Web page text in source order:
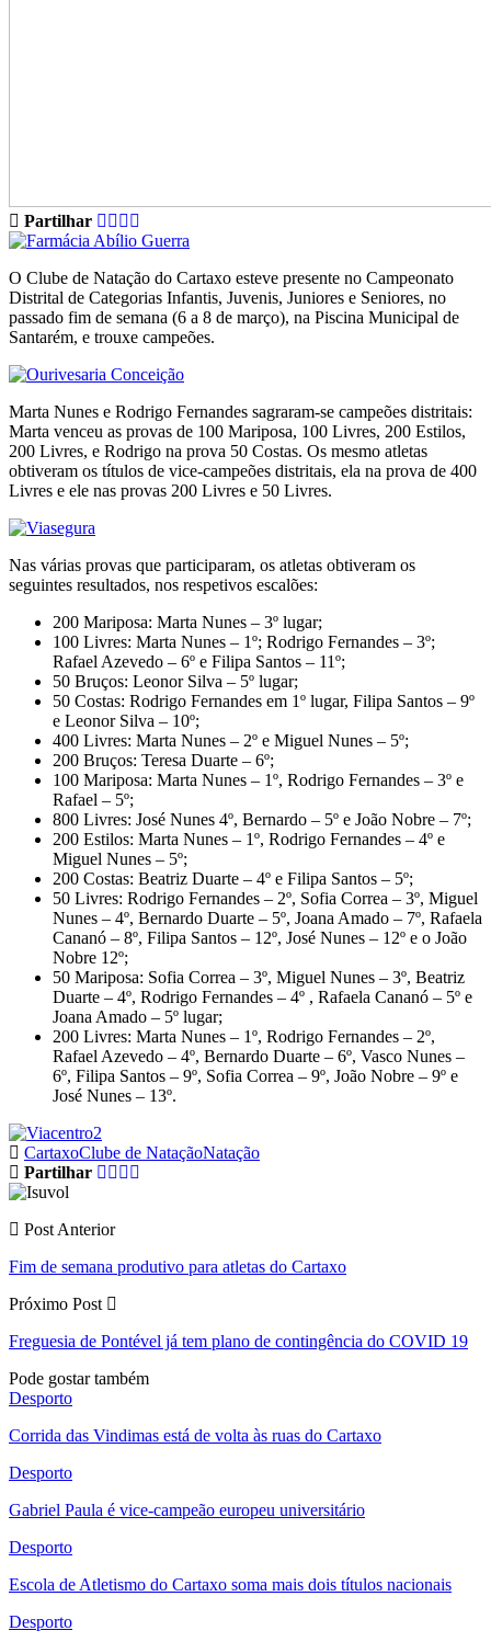
Partilhar
O Clube de Natação do Cartaxo esteve presente no Campeonato
Distrital de Categorias Infantis, Juvenis, Juniores e Seniores, no
passado fim de semana (6 a 8 de março), na Piscina Municipal de
Santarém, e trouxe campeões.
Marta Nunes e Rodrigo Fernandes sagraram-se campeões distritais:
Marta venceu as provas de 100 Mariposa, 100 Livres, 200 Estilos,
200 Livres, e Rodrigo na prova 50 Costas. Os mesmo atletas
obtiveram os títulos de vice-campeões distritais, ela na prova de 400
Livres e ele nas provas 200 Livres e 50 Livres.
Nas várias provas que participaram, os atletas obtiveram os
seguintes resultados, nos respetivos escalões:
200 Mariposa: Marta Nunes – 3º lugar;
100 Livres: Marta Nunes – 1º; Rodrigo Fernandes – 3º;
Rafael Azevedo – 6º e Filipa Santos – 11º;
50 Bruços: Leonor Silva – 5º lugar;
50 Costas: Rodrigo Fernandes em 1º lugar, Filipa Santos – 9º
e Leonor Silva – 10º;
400 Livres: Marta Nunes – 2º e Miguel Nunes – 5º;
200 Bruços: Teresa Duarte – 6º;
100 Mariposa: Marta Nunes – 1º, Rodrigo Fernandes – 3º e
Rafael – 5º;
800 Livres: José Nunes 4º, Bernardo – 5º e João Nobre – 7º;
200 Estilos: Marta Nunes – 1º, Rodrigo Fernandes – 4º e
Miguel Nunes – 5º;
200 Costas: Beatriz Duarte – 4º e Filipa Santos – 5º;
50 Livres: Rodrigo Fernandes – 2º, Sofia Correa – 3º, Miguel
Nunes – 4º, Bernardo Duarte – 5º, Joana Amado – 7º, Rafaela
Cananó – 8º, Filipa Santos – 12º, José Nunes – 12º e o João
Nobre 12º;
50 Mariposa: Sofia Correa – 3º, Miguel Nunes – 3º, Beatriz
Duarte – 4º, Rodrigo Fernandes – 4º , Rafaela Cananó – 5º e
Joana Amado – 5º lugar;
200 Livres: Marta Nunes – 1º, Rodrigo Fernandes – 2º,
Rafael Azevedo – 4º, Bernardo Duarte – 6º, Vasco Nunes –
6º, Filipa Santos – 9º, Sofia Correa – 9º, João Nobre – 9º e
José Nunes – 13º.
CartaxoClube de NataçãoNatação
Partilhar
Post Anterior
Fim de semana produtivo para atletas do Cartaxo
Próximo Post
Freguesia de Pontével já tem plano de contingência do COVID 19
Pode gostar também
Desporto
Corrida das Vindimas está de volta às ruas do Cartaxo
Desporto
Gabriel Paula é vice-campeão europeu universitário
Desporto
Escola de Atletismo do Cartaxo soma mais dois títulos nacionais
Desporto